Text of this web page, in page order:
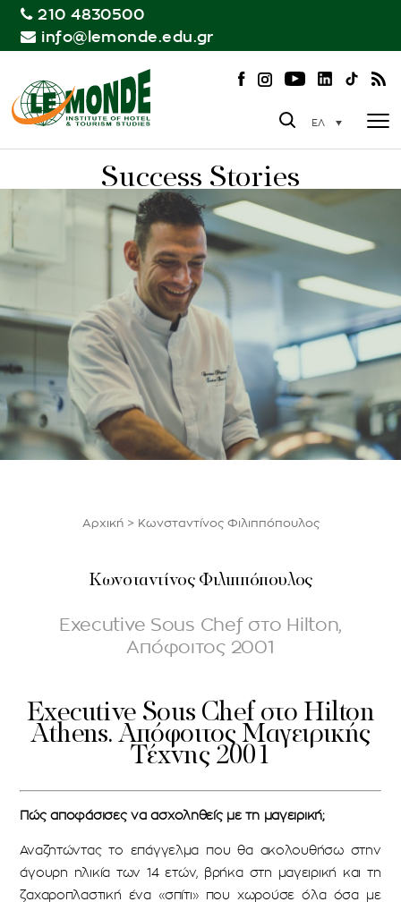
210 4830500
info@lemonde.edu.gr
ΕΛ
Success Stories
Αρχική> Κωνσταντίνος Φιλιππόπουλος
Κωνσταντίνος Φιλιππόπουλος
Executive Sous Chef στο Hilton,
Απόφοιτος 2001
Executive Sous Chef στο Hilton
Athens. Απόφοιτος Μαγειρικής
Τέχνης 2001
Πώς αποφάσισες να ασχοληθείς με τη μαγειρική;
Αναζητώντας το επάγγελμα που θα ακολουθήσω στην
άγουρη ηλικία των 14 ετών, βρήκα στη μαγειρική και τη
ζαχαροπλαστική ένα «σπίτι» που χωρούσε όλα όσα με